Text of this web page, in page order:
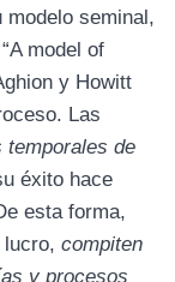
seminal,
A model of
y Howitt
Las
temporales de
éxito hace
esta forma,
compiten
y procesos